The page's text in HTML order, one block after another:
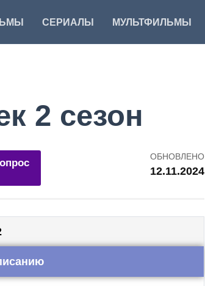
СЕРИАЛЫ МУЛЬТФИЛЬМЫ
2 cезон
ОБНОВЛЕНО
12.11.2024